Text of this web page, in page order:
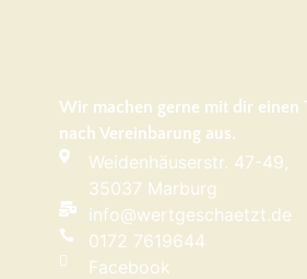
Wir machen gerne mit dir einen
nach Vereinbarung aus.
Weidenhäuserstr. 47-49,
35037 Marburg
info@wertgeschaetzt.de
0172 7619644
Facebook